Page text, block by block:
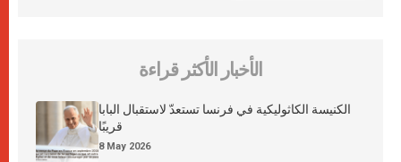
الأخبار الأكثر قراءة
الكنيسة الكاثوليكية في فرنسا تستعدّ لاستقبال البابا
قريبًا
8 May 2026